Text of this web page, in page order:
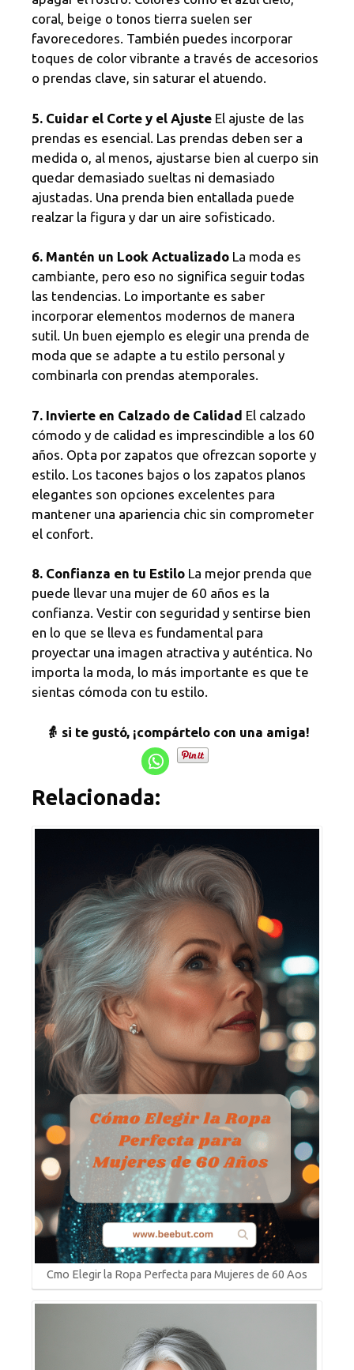
coral, beige o tonos tierra suelen ser
favorecedores. También puedes incorporar
toques de color vibrante a través de accesorios
o prendas clave, sin saturar el atuendo.
5. Cuidar el Corte y el Ajuste El ajuste de las
prendas es esencial. Las prendas deben ser a
medida o, al menos, ajustarse bien al cuerpo sin
quedar demasiado sueltas ni demasiado
ajustadas. Una prenda bien entallada puede
realzar la figura y dar un aire sofisticado.
6. Mantén un Look Actualizado La moda es
cambiante, pero eso no significa seguir todas
las tendencias. Lo importante es saber
incorporar elementos modernos de manera
sutil. Un buen ejemplo es elegir una prenda de
moda que se adapte a tu estilo personal y
combinarla con prendas atemporales.
7. Invierte en Calzado de Calidad El calzado
cómodo y de calidad es imprescindible a los 60
años. Opta por zapatos que ofrezcan soporte y
estilo. Los tacones bajos o los zapatos planos
elegantes son opciones excelentes para
mantener una apariencia chic sin comprometer
el confort.
8. Confianza en tu Estilo La mejor prenda que
puede llevar una mujer de 60 años es la
confianza. Vestir con seguridad y sentirse bien
en lo que se lleva es fundamental para
proyectar una imagen atractiva y auténtica. No
importa la moda, lo más importante es que te
sientas cómoda con tu estilo.
👵 si te gustó, ¡compártelo con una amiga!
Relacionada:
Cmo Elegir la Ropa Perfecta para Mujeres de 60 Aos